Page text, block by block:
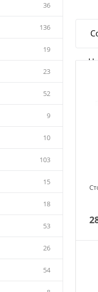
36
136
19
23
52
9
10
103
15
18
53
26
54